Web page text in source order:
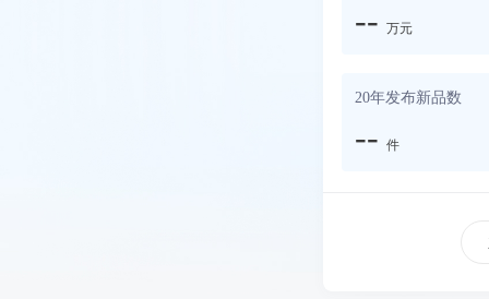
-- 万元
20年发布新品数
-- 件